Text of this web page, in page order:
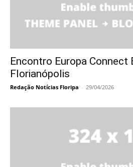
Encontro Europa Connect
Florianópolis
Redação Notícias Floripa - 29/04/2026